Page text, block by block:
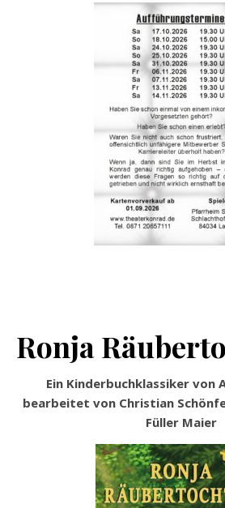
Ronja
Ein Kinderbuchklassiker von
bearbeitet von Christian
Füller Maier